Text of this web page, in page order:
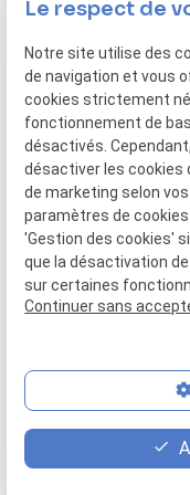
Suivez-
Accueil Nos
Actualités
Mentions légales
feed
Devis
Le respect de
Notre site utilise des
de navigation et vous
cookies strictement
fonctionnement de
désactivés.
désactiver les cookies
de marketing selon
paramètres de
'Gestion des cookies'
que la désactivation
sur certaines
Continuer sans